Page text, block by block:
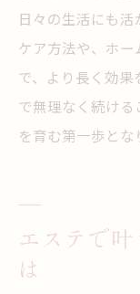
日々の生活にも
ケア方法や、ホー
で、より長く効果
で無理なく続け
を育む第一歩とな
エステで
は